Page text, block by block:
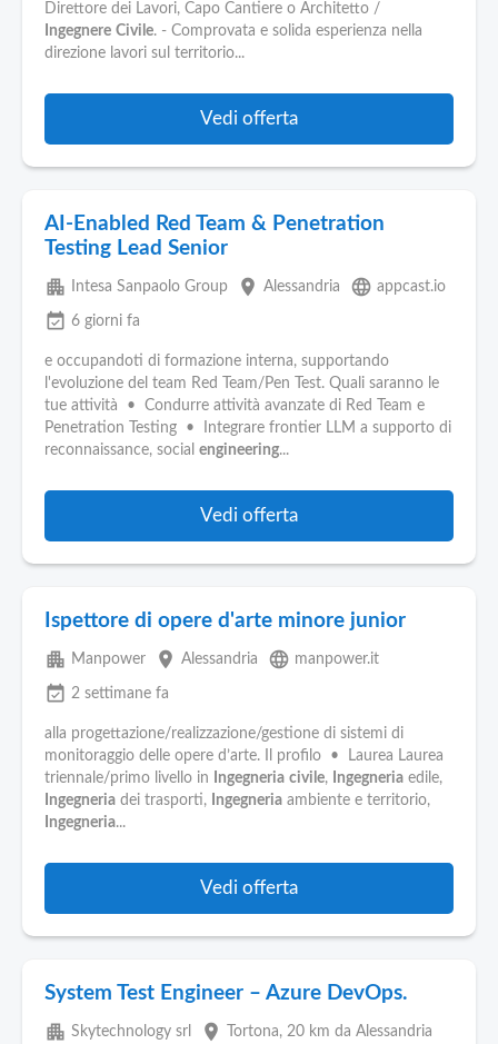
Direttore dei Lavori, Capo Cantiere o Architetto /
Ingegnere Civile. - Comprovata e solida esperienza nella
direzione lavori sul territorio...
Vedi offerta
AI-Enabled Red Team & Penetration
Testing Lead Senior
apartment Intesa Sanpaolo Group place Alessandria language appcast.io
event_available 6 giorni fa
e occupandoti di formazione interna, supportando
l'evoluzione del team Red Team/Pen Test. Quali saranno le
tue attività • Condurre attività avanzate di Red Team e
Penetration Testing • Integrare frontier LLM a supporto di
reconnaissance, social engineering...
Vedi offerta
Ispettore di opere d'arte minore junior
apartment Manpower place Alessandria language manpower.it
event_available 2 settimane fa
alla progettazione/realizzazione/gestione di sistemi di
monitoraggio delle opere d’arte. Il profilo • Laurea Laurea
triennale/primo livello in
Ingegneria civile, Ingegneria edile,
Ingegneria dei trasporti, Ingegneria ambiente e territorio,
Ingegneria...
Vedi offerta
System Test Engineer – Azure DevOps.
apartment Skytechnology srl place Tortona, 20 km da Alessandria